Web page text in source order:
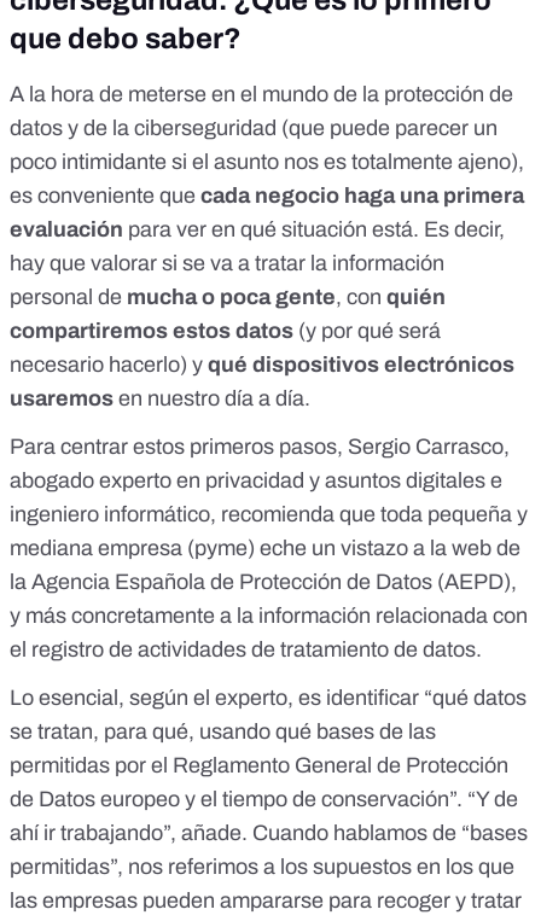
que debo saber?
A la hora de meterse en el mundo de la protección de
datos y de la ciberseguridad (que puede parecer un
poco intimidante si el asunto nos es totalmente ajeno),
es conveniente que cada negocio haga una primera
evaluación para ver en qué situación está. Es decir,
hay que valorar si se va a tratar la información
personal de mucha o poca gente, con quién
compartiremos estos datos (y por qué será
necesario hacerlo) y qué dispositivos electrónicos
usaremos en nuestro día a día.
Para centrar estos primeros pasos, Sergio Carrasco,
abogado experto en privacidad y asuntos digitales e
ingeniero informático, recomienda que toda pequeña y
mediana empresa (pyme) eche un vistazo a la web de
la Agencia Española de Protección de Datos (AEPD),
y más concretamente a la información relacionada con
el registro de actividades de tratamiento de datos.
Lo esencial, según el experto, es identificar “qué datos
se tratan, para qué, usando qué bases de las
permitidas por el Reglamento General de Protección
de Datos europeo y el tiempo de conservación”. “Y de
ahí ir trabajando”, añade. Cuando hablamos de “bases
permitidas”, nos referimos a los supuestos en los que
las empresas pueden ampararse para recoger y tratar